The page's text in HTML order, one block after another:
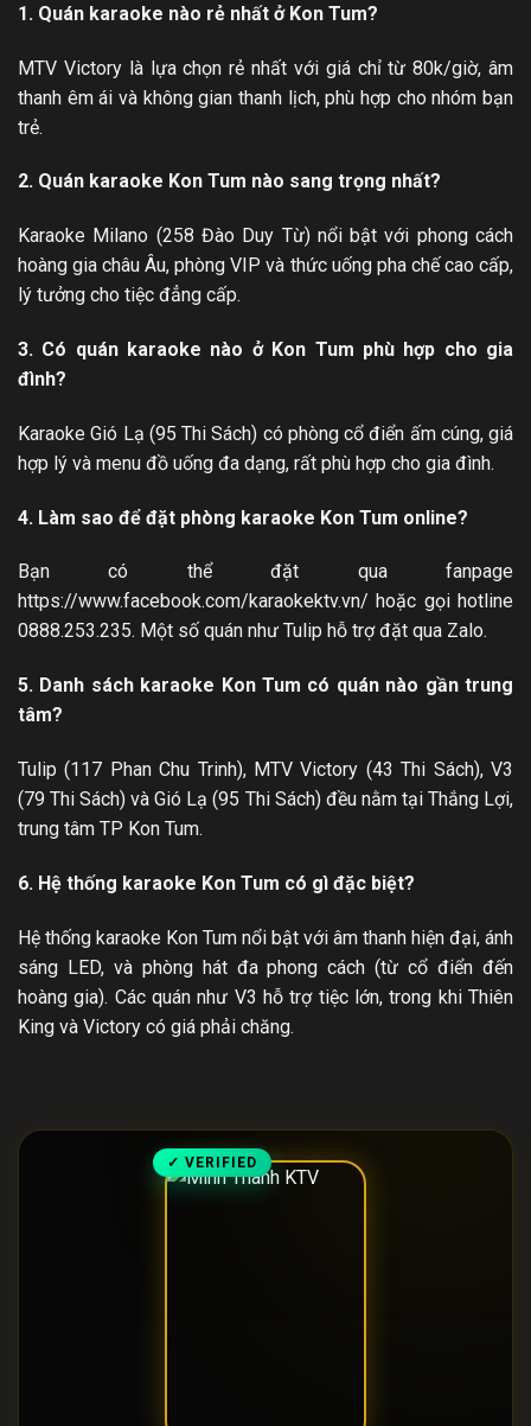
1. Quán karaoke nào rẻ nhất ở Kon Tum?
MTV Victory là lựa chọn rẻ nhất với giá chỉ từ 80k/giờ, âm
thanh êm ái và không gian thanh lịch, phù hợp cho nhóm bạn
trẻ.
2. Quán karaoke Kon Tum nào sang trọng nhất?
Karaoke Milano (258 Đào Duy Từ) nổi bật với phong cách
hoàng gia châu Âu, phòng VIP và thức uống pha chế cao cấp,
lý tưởng cho tiệc đẳng cấp.
3. Có quán karaoke nào ở Kon Tum phù hợp cho gia
đình?
Karaoke Gió Lạ (95 Thi Sách) có phòng cổ điển ấm cúng, giá
hợp lý và menu đồ uống đa dạng, rất phù hợp cho gia đình.
4. Làm sao để đặt phòng karaoke Kon Tum online?
Bạn có thể đặt qua fanpage
https://www.facebook.com/karaokektv.vn/ hoặc gọi hotline
0888.253.235. Một số quán như Tulip hỗ trợ đặt qua Zalo.
5. Danh sách karaoke Kon Tum có quán nào gần trung
tâm?
Tulip (117 Phan Chu Trinh), MTV Victory (43 Thi Sách), V3
(79 Thi Sách) và Gió Lạ (95 Thi Sách) đều nằm tại Thắng Lợi,
trung tâm TP Kon Tum.
6. Hệ thống karaoke Kon Tum có gì đặc biệt?
Hệ thống karaoke Kon Tum nổi bật với âm thanh hiện đại, ánh
sáng LED, và phòng hát đa phong cách (từ cổ điển đến
hoàng gia). Các quán như V3 hỗ trợ tiệc lớn, trong khi Thiên
King và Victory có giá phải chăng.
✓ VERIFIED